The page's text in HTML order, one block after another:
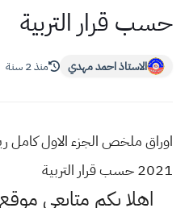
حسب قرار التربية
الاستاذ احمد مهدي منذ 2 سنة
اوراق ملخص الجزء الاول كامل
2021 حسب قرار التربية
اهلا بكم متابعي